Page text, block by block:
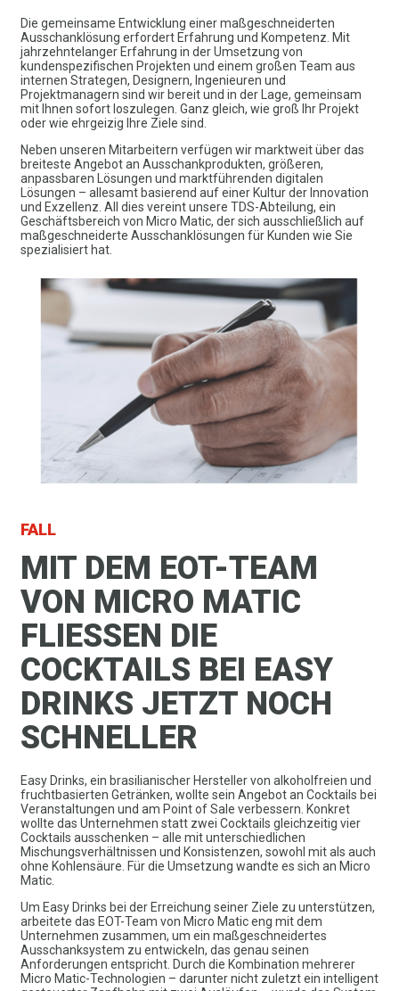
Die gemeinsame Entwicklung einer maßgeschneiderten
Ausschanklösung erfordert Erfahrung und Kompetenz. Mit
jahrzehntelanger Erfahrung in der Umsetzung von
kundenspezifischen Projekten und einem großen Team aus
internen Strategen, Designern, Ingenieuren und
Projektmanagern sind wir bereit und in der Lage, gemeinsam
mit Ihnen sofort loszulegen. Ganz gleich, wie groß Ihr Projekt
oder wie ehrgeizig Ihre Ziele sind.
Neben unseren Mitarbeitern verfügen wir marktweit über das
breiteste Angebot an Ausschankprodukten, größeren,
anpassbaren Lösungen und marktführenden digitalen
Lösungen – allesamt basierend auf einer Kultur der Innovation
und Exzellenz. All dies vereint unsere TDS-Abteilung, ein
Geschäftsbereich von Micro Matic, der sich ausschließlich auf
maßgeschneiderte Ausschanklösungen für Kunden wie Sie
spezialisiert hat.
FALL
MIT DEM EOT-TEAM
VON MICRO MATIC
FLIESSEN DIE C
OCKTAILS BEI EASY D
RINKS JETZT NOCH S
CHNELLER
Easy Drinks, ein brasilianischer Hersteller von alkoholfreien und
fruchtbasierten Getränken, wollte sein Angebot an Cocktails bei
Veranstaltungen und am Point of Sale verbessern. Konkret
wollte das Unternehmen statt zwei Cocktails gleichzeitig vier
Cocktails ausschenken – alle mit unterschiedlichen
Mischungsverhältnissen und Konsistenzen, sowohl mit als auch
ohne Kohlensäure. Für die Umsetzung wandte es sich an Micro
Matic.
Um Easy Drinks bei der Erreichung seiner Ziele zu unterstützen,
arbeitete das EOT-Team von Micro Matic eng mit dem
Unternehmen zusammen, um ein maßgeschneidertes
Ausschanksystem zu entwickeln, das genau seinen
Anforderungen entspricht. Durch die Kombination mehrerer
Micro Matic-Technologien – darunter nicht zuletzt ein intelligent